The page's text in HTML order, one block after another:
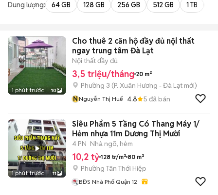
Dung lượng: 64 GB 128 GB 256 GB 512 GB 1 TB
1 phút trước 10
Cho thuê 2 căn hộ đầy đủ nội thất
ngay trung tâm Đà Lạt
Nội thất đầy đủ
3,5 triệu/tháng 20 m²
Phường 3 (P. Xuân Hương - Đà Lạt mới)
NNguyễn Thị Huế 4.8 5 đã bán
1 phút trước 11
Siêu Phẩm 5 Tầng Có Thang Máy 1/
Hẻm nhựa 11m Dương Thị Mười
4 PN Nhà ngõ, hẻm
10,2 tỷ 128 tr/m² 80 m²
Phường Tân Thới Hiệp
BĐS Nhà Phố Quận 12